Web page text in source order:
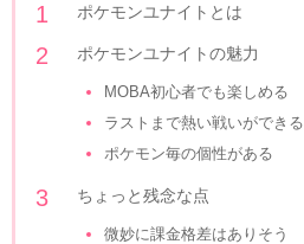
ポケモンユナイトとは
ポケモンユナイトの魅力
MOBA初心者でも楽しめる
ラストまで熱い戦いができる
ポケモン毎の個性がある
ちょっと残念な点
微妙に課金格差はありそう